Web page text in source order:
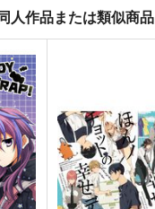
人作品または類似商品